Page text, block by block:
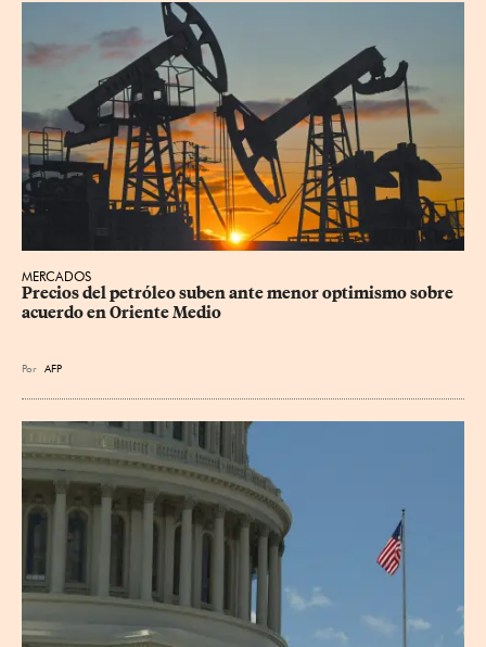
MERCADOS
Precios del petróleo suben ante menor optimismo sobre
acuerdo en Oriente Medio
Por AFP